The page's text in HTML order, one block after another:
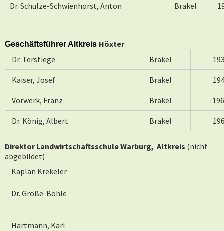
Dr. Schulze-Schwienhorst, Anton Brakel
GeschäftsführerAltkreis Höxter
Dr. Terstiege
Brakel
Kaiser, Josef Brakel
Vorwerk, Franz Brakel
Dr. König, Albert Brakel
Direktor Landwirtschaftsschule Warburg, Altkreis (nicht
abgebildet)
Kaplan Krekeler
Dr. Große-Bohle
Hartmann, Karl